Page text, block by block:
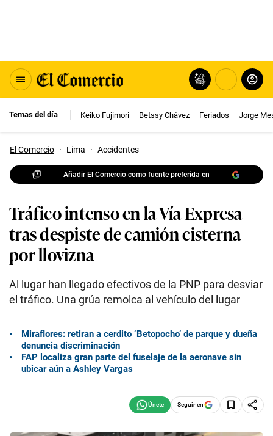
Temas del día Keiko Fujimori Betssy Chávez Feriados Jorge
El Comercio · Lima · Accidentes
Añadir El Comercio como fuente preferida en
Tráfico intenso en la Vía Expresa
tras despiste de camión cisterna
por llovizna
Al lugar han llegado efectivos de la PNP para desviar
el tráfico. Una grúa remolca al vehículo del lugar
Miraflores: retiran a cerdito ‘Betopocho’ de parque y dueña
denuncia discriminación
FAP localiza gran parte del fuselaje de la aeronave sin
ubicar aún a Ashley Vargas
Seguir en